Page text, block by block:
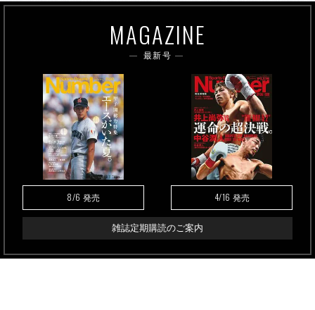
MAGAZINE
最新号
8/6 発売 4/16 発売
雑誌定期購読のご案内